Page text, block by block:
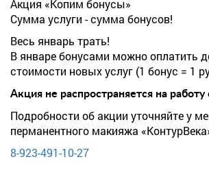
Акция «Копим бонусы»
Сумма услуги - сумма бонусов!
Весь январь трать!
В январе бонусами можно оплатить
стоимости новых услуг (1 бонус = 1
Акция не распространяется на работу
Подробности об акции уточняйте у
перманентного макияжа
8-923-491-10-27